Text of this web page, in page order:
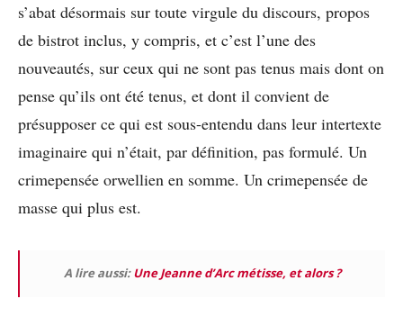
s’abat désormais sur toute virgule du discours, propos
de bistrot inclus, y compris, et c’est l’une des
nouveautés, sur ceux qui ne sont pas tenus mais dont on
pense qu’ils ont été tenus, et dont il convient de
présupposer ce qui est sous-entendu dans leur intertexte
imaginaire qui n’était, par définition, pas formulé. Un
crimepensée orwellien en somme. Un crimepensée de
masse qui plus est.
A lire aussi:Une Jeanne d’Arc métisse, et alors ?